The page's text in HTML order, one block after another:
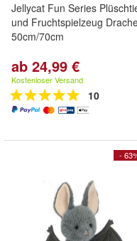
Jellycat Fun Series
und Fruchtspielzeug
50cm/70cm
ab 24,99 €
Kostenloser Versand
10
-